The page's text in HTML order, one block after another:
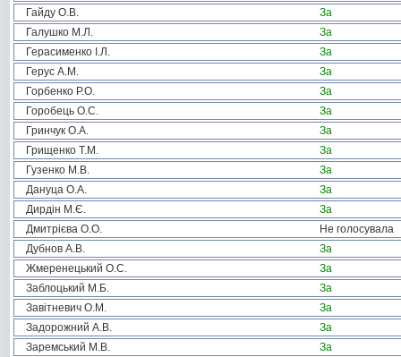
Гайду О.В.
За
Галушко М.Л.
За
Герасименко І.Л.
За
Герус А.М.
За
Горбенко Р.О.
За
Горобець О.С.
За
Гринчук О.А.
За
Грищенко Т.М.
За
Гузенко М.В.
За
Дануца О.А.
За
Дирдін М.Є.
За
Дмитрієва О.О.
Не голосувала
Дубнов А.В.
За
Жмеренецький О.С.
За
Заблоцький М.Б.
За
Завітневич О.М.
За
Задорожний А.В.
За
Заремський М.В.
За